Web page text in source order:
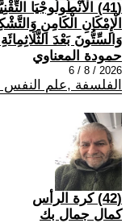
(41) الْأَنْطُولُوجْيَا
الْإِمْكَانِ الْكَامِنِ
وَالسِّتُّونَ بَعْدَ
حمودة المعناوي
2026 / 8 / 6
الفلسفة ,علم النفس
(42) كرة الرأس
كمال جمال بك